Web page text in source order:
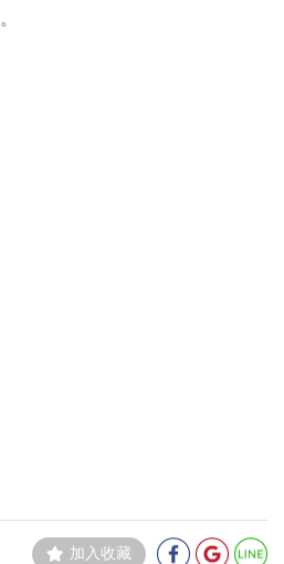
加入收藏